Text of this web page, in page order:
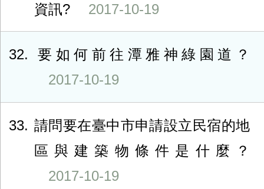
資訊?
2017-10-19
32
要如何前往潭雅神綠園道？
2017-10-19
33
請問要在臺中市申請設立民宿的地
區與建築物條件是什麼？
2017-10-19